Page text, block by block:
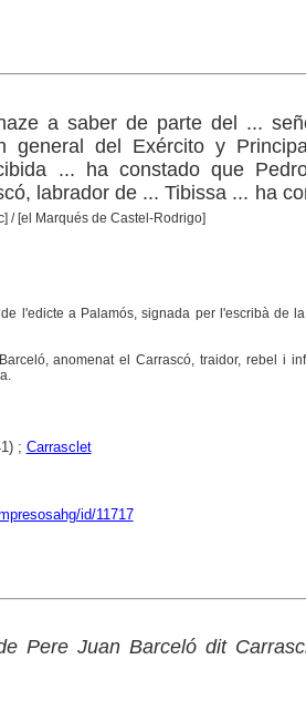
a saber de parte del ...
general del Exército y
... ha constado que
labrador de ... Tibissa ... ha
/ [el Marqués de Castel-Rodrigo]
l'edicte a Palamós, signada per l'escribà de
anomenat el Carrascó, traidor, rebel i
; Carrasclet
id/11717
Pere Juan Barceló dit